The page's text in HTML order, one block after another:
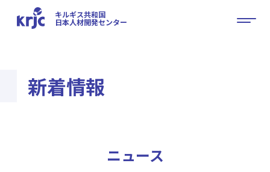
キルギス共和国
日本人材開発センター
新着情報
ニュース